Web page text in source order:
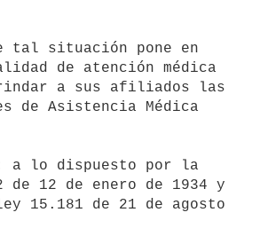
de atención médica
a sus afiliados las
de Asistencia Médica
de 12 de enero de 1934 y
15.181 de 21 de agosto